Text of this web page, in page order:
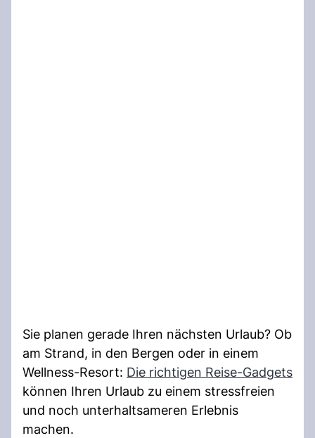
Sie planen gerade Ihren nächsten Urlaub? Ob
am Strand, in den Bergen oder in einem
Wellness-Resort: Die richtigen Reise-Gadgets
können Ihren Urlaub zu einem stressfreien
und noch unterhaltsameren Erlebnis
machen.